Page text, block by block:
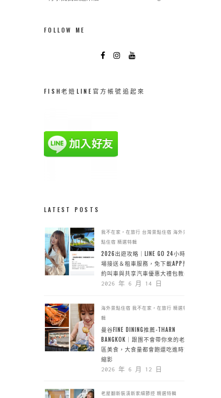
FOLLOW ME
FISH老妞LINE官方帳號追起來
LATEST POSTS
我不在家，在旅行 台灣景點住宿 海外景
點住宿 精選特輯
2026出遊攻略｜LINE GO 24小時機
場接送＆租車服務，免下載APP預
約叫車與共享汽車優惠大禮包教學
2026 年 6 月 14 日
海外景點住宿 我不在家，在旅行 精選特
輯
曼谷FINE DINING推薦-THARN
BANGKOK｜跟團不會帶你來的老城
區美食，大食量都會飽還吃進時空
縮影
2026 年 6 月 12 日
老屋翻新裝潢新家細節控 精選特輯